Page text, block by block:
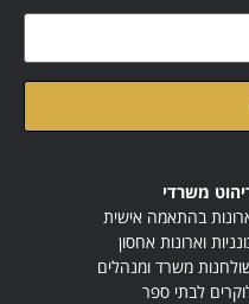
משרדי
בהתאמה אישית
וארונות אחסון
משרד ומנהלים
לבתי ספר